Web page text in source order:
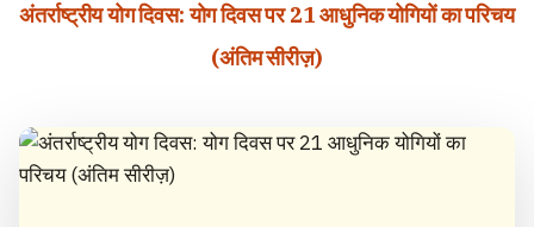
अंतर्राष्ट्रीय योग दिवस: योग दिवस पर 21 आधुनिक योगियों का परिचय
(अंतिम सीरीज़)